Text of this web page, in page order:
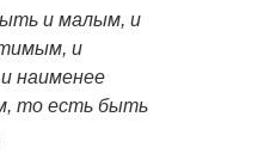
и малым, и
и
наименее
то есть быть